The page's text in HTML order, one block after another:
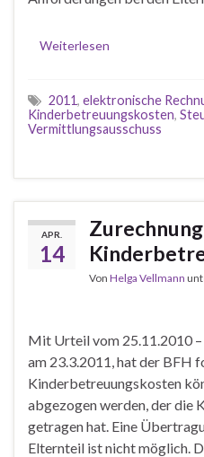
Weiterlesen
2011, elektronische
Kinderbetreuungskosten,
Vermittlungsausschuss
APR.
14
Von Helga Vellmann
Mit Urteil vom 25.11.2010
am 23.3.2011, hat der BFH
Kinderbetreuungskosten
abgezogen werden, der die
getragen hat. Eine
Elternteil ist nicht möglich.